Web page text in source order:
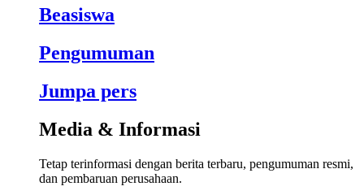
Beasiswa
Pengumuman
Jumpa pers
Media & Informasi
Tetap terinformasi dengan berita terbaru, pengumuman resmi,
dan pembaruan perusahaan.